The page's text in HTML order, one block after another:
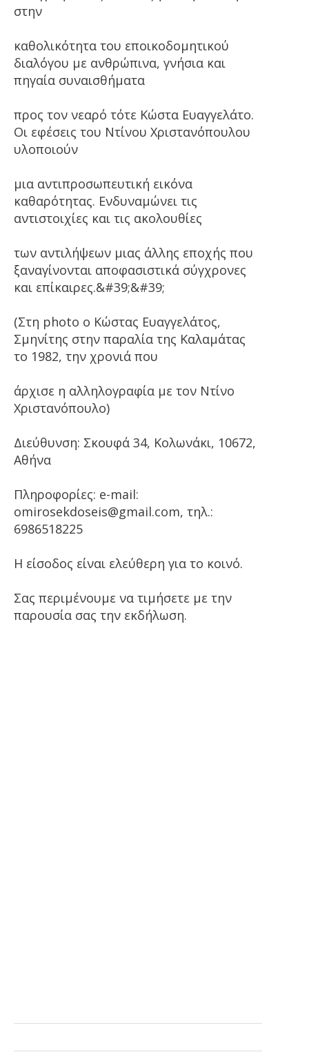
στην
καθολικότητα του εποικοδομητικού
διαλόγου με ανθρώπινα, γνήσια και
πηγαία συναισθήματα
προς τον νεαρό τότε Κώστα Ευαγγελάτο.
Οι εφέσεις του Ντίνου Χριστανόπουλου
υλοποιούν
μια αντιπροσωπευτική εικόνα
καθαρότητας. Ενδυναμώνει τις
αντιστοιχίες και τις ακολουθίες
των αντιλήψεων μιας άλλης εποχής που
ξαναγίνονται αποφασιστικά σύγχρονες
και επίκαιρες.&#39;&#39;
(Στη photo ο Κώστας Ευαγγελάτος,
Σμηνίτης στην παραλία της Καλαμάτας
το 1982, την χρονιά που
άρχισε η αλληλογραφία με τον Ντίνο
Χριστανόπουλο)
Διεύθυνση: Σκουφά 34, Κολωνάκι, 10672,
Αθήνα
Πληροφορίες: e-mail:
omirosekdoseis@gmail.com, τηλ.:
6986518225
Η είσοδος είναι ελεύθερη για το κοινό.
Σας περιμένουμε να τιμήσετε με την
παρουσία σας την εκδήλωση.